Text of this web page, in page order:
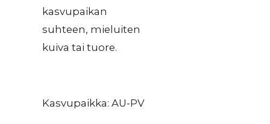
kasvupaikan
suhteen, mieluiten
kuiva tai tuore.
Kasvupaikka: AU-PV